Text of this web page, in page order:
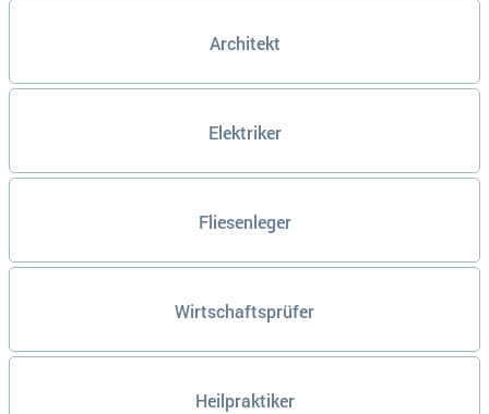
Architekt
Elektriker
Fliesenleger
Wirtschaftsprüfer
Heilpraktiker